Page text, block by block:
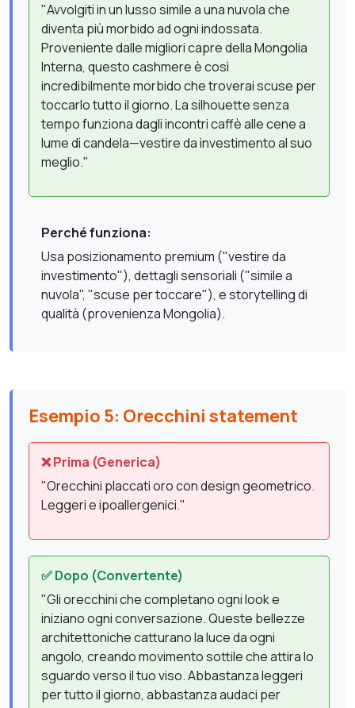
"Avvolgiti in un lusso simile a una nuvola che
diventa più morbido ad ogni indossata.
Proveniente dalle migliori capre della Mongolia
Interna, questo cashmere è così
incredibilmente morbido che troverai scuse per
toccarlo tutto il giorno. La silhouette senza
tempo funziona dagli incontri caffè alle cene a
lume di candela—vestire da investimento al suo
meglio."
Perché funziona:
Usa posizionamento premium ("vestire da
investimento"), dettagli sensoriali ("simile a
nuvola", "scuse per toccare"), e storytelling di
qualità (provenienza Mongolia).
Esempio 5: Orecchini statement
❌ Prima (Generica)
"Orecchini placcati oro con design geometrico.
Leggeri e ipoallergenici."
✅ Dopo (Convertente)
"Gli orecchini che completano ogni look e
iniziano ogni conversazione. Queste bellezze
architettoniche catturano la luce da ogni
angolo, creando movimento sottile che attira lo
sguardo verso il tuo viso. Abbastanza leggeri
per tutto il giorno, abbastanza audaci per